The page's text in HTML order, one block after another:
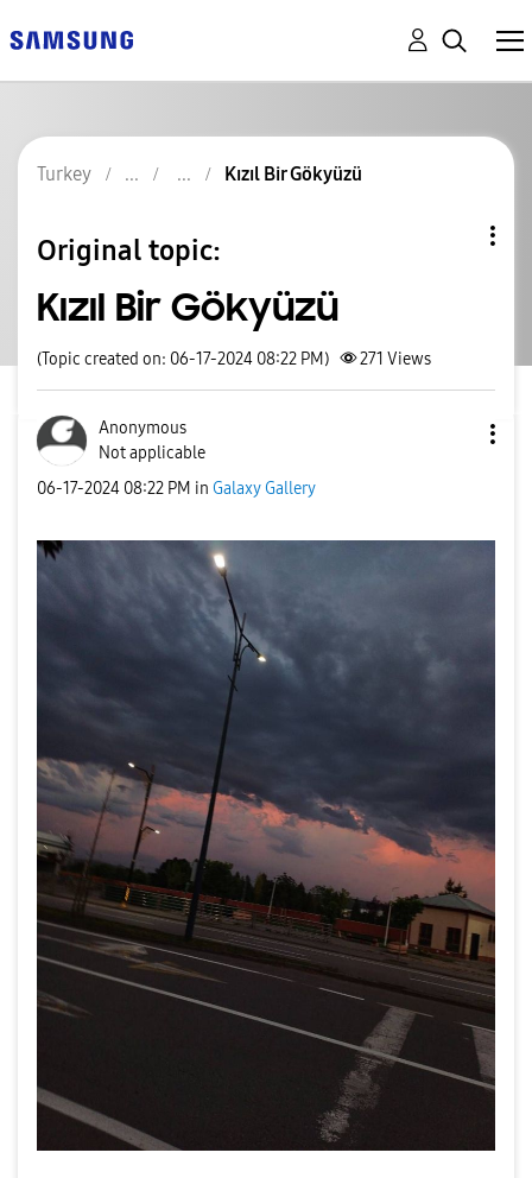
Turkey Kızıl Bir Gökyüzü
Original topic:
Kızıl Bir Gökyüzü
(Topic created on: 06-17-2024 08:22 PM) 271 Views
Anonymous
Not applicable
‎06-17-2024 08:22 PM in Galaxy Gallery